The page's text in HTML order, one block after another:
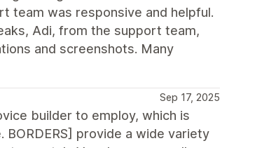
team was responsive and helpful.
Adi, from the support team,
and screenshots. Many
Sep 17, 2025
builder to employ, which is
provide a wide variety